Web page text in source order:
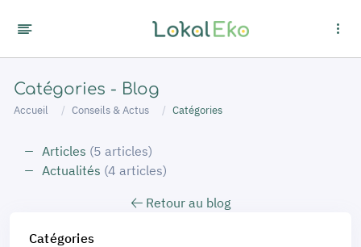
Catégories - Blog
Accueil Conseils & Actus Catégories
Articles (5 articles)
Actualités (4 articles)
Retour au blog
Catégories